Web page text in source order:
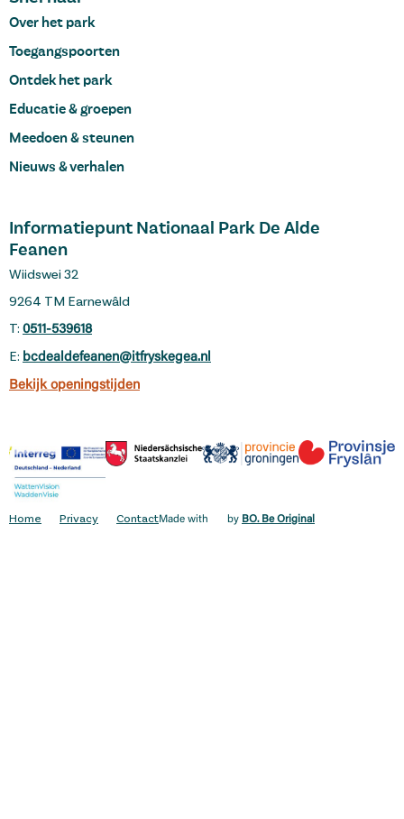
Over het park
Toegangspoorten
Ontdek het park
Educatie & groepen
Meedoen & steunen
Nieuws & verhalen
Informatiepunt Nationaal Park De Alde
Feanen
Wiidswei 32
9264 TM Earnewâld
T: 0511-539618
E: bcdealdefeanen@itfryskegea.nl
Bekijk openingstijden
Home Privacy ContactMade with by BO. Be Original